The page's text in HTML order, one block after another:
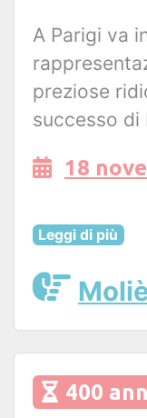
A Parigi va
preziose
successo di
18
Leggi di più
400